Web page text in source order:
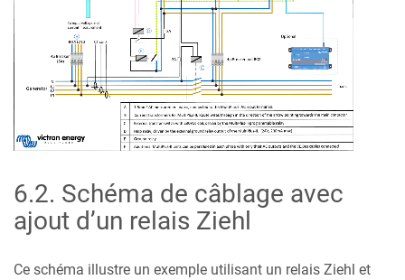
6.2. Schéma de câblage avec
ajout d’un relais Ziehl
Ce schéma illustre un exemple utilisant un relais Ziehl et